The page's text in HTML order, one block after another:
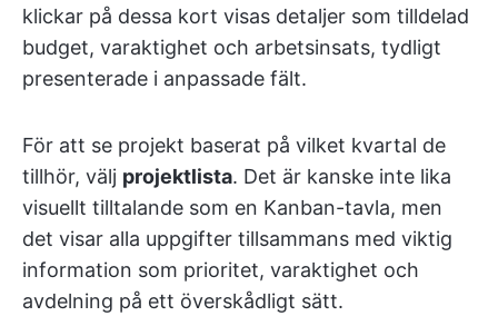
klickar på dessa kort visas detaljer som tilldelad
budget, varaktighet och arbetsinsats, tydligt
presenterade i anpassade fält.
För att se projekt baserat på vilket kvartal de
tillhör, välj projektlista. Det är kanske inte lika
visuellt tilltalande som en Kanban-tavla, men
det visar alla uppgifter tillsammans med viktig
information som prioritet, varaktighet och
avdelning på ett överskådligt sätt.